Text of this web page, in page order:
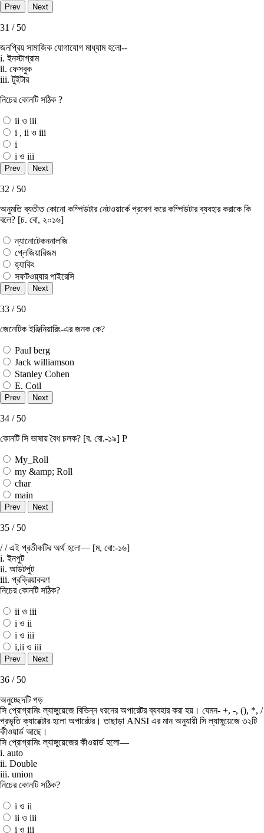
31 / 50
জনপ্রিয় সামাজিক যোগাযোগ মাধ্যাম হলো--
i. ইনস্টাগ্রাম
ii. ফেসবুক
iii. টুইটার
নিচের কোনটি সঠিক ?
ii ও iii
i , ii ও iii
i
i ও iii
32 / 50
অনুমতি ব্যতীত কোনাে কম্পিউটার নেটওয়ার্কে প্রবেশ করে কম্পিউটার ব্যবহার করাকে কি
বলে? [চ. বাে, ২০১৬]
ন্যানােটেকননালজি
প্লেজিয়ারিজম
হ্যাকিং
সফটওয়্যার পাইরেসি
33 / 50
জেনেটিক ইঞ্জিনিয়ারিং-এর জনক কে?
Paul berg
Jack williamson
Stanley Cohen
E. Coil
34 / 50
কোনটি সি ভাষায় বৈধ চলক? [ব. বাে.-১৯] P
My_Roll
my &amp; Roll
char
main
35 / 50
/ / এই প্রতীকটির অর্থ হলাে— [ম, বাে:-১৬]
i. ইনপুট
ii. আউটপুট
iii. প্রক্রিয়াকরণ
নিচের কোনটি সঠিক?
ii ও iii
i ও ii
i ও iii
i,ii ও iii
36 / 50
অনুচ্ছেদটি পড়
সি প্রােগ্রামিং ল্যাঙ্গুয়েজে বিভিন্ন ধরনের অপারেটর ব্যবহার করা হয়। যেমন- +, -, (), *, /
প্রভৃতি ক্যারেক্টার হলাে অপারেটর। তাছাড়া ANSI এর মান অনুযায়ী সি ল্যাঙ্গুয়েজে ৩২টি
কীওয়ার্ড আছে।
সি প্রােগ্রামিং ল্যাঙ্গুয়েজের কীওয়ার্ড হলাে—
i. auto
ii. Double
iii. union
নিচের কোনটি সঠিক?
i ও ii
ii ও iii
i ও iii